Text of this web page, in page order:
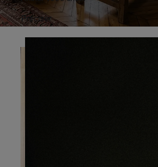
Préciser